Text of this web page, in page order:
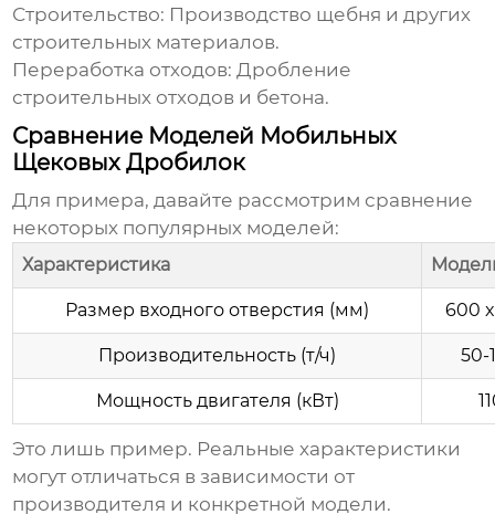
Строительство: Производство щебня и других
строительных материалов.
Переработка отходов: Дробление
строительных отходов и бетона.
Сравнение Моделей Мобильных
Щековых Дробилок
Для примера, давайте рассмотрим сравнение
некоторых популярных моделей:
Характеристика
Размер входного отверстия (мм) 600
Производительность (т/ч) 50-
Мощность двигателя (кВт)
Это лишь пример. Реальные характеристики
могут отличаться в зависимости от
производителя и конкретной модели.